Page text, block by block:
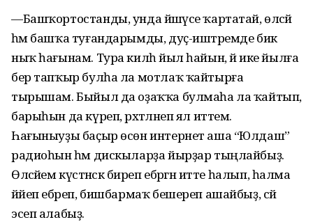
—Башҡортостанды, унда йәшәүсе ҡартатай, өләсәй
һәм башҡа туғандарымды, дуҫ-иштәремде бик
ныҡ һағынам. Тура килһә йыл һайын, йә ике йылға
бер тапҡыр булһа ла мотлаҡ ҡайтырға
тырышам. Быйыл да оҙаҡҡа булмаһа ла ҡайтып,
барыһын да күреп, рәхәтләнеп ял иттем.
Һағыныуҙы баҫыр өсөн интернет аша “Юлдаш”
радиоһын һәм дискыларҙа йырҙар тыңлайбыҙ.
Өләсәйем күстәнәскә биреп ебәргән итте һалып, һалма
йәйеп ебәреп, бишбармаҡ бешереп ашайбыҙ, сәй
эсеп алабыҙ.